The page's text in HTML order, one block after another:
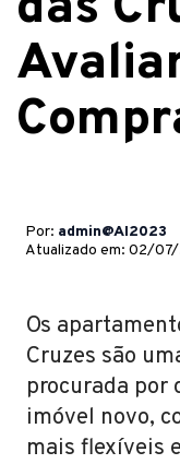
Por: admin@AI2023
Atualizado em: 02/07/
Os
Cruzes são
procurada por
imóvel novo,
mais flexíveis